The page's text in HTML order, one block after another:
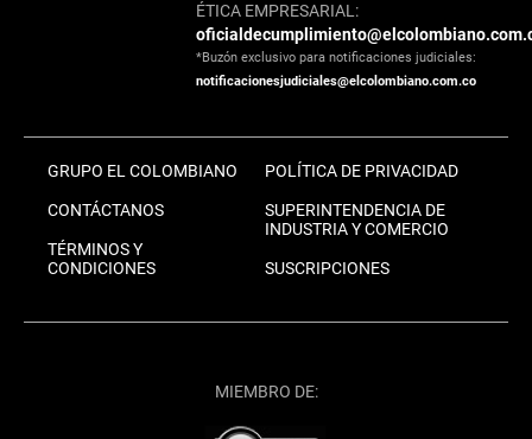
ÉTICA EMPRESARIAL:
*Buzón exclusivo para notificaciones judiciales:
notificacionesjudiciales@elcolombiano.com.co
GRUPO EL COLOMBIANO
CONTÁCTANOS
TÉRMINOS Y
CONDICIONES
POLÍTICA DE PRIVACIDAD
SUPERINTENDENCIA DE
INDUSTRIA Y COMERCIO
SUSCRIPCIONES
MIEMBRO DE: